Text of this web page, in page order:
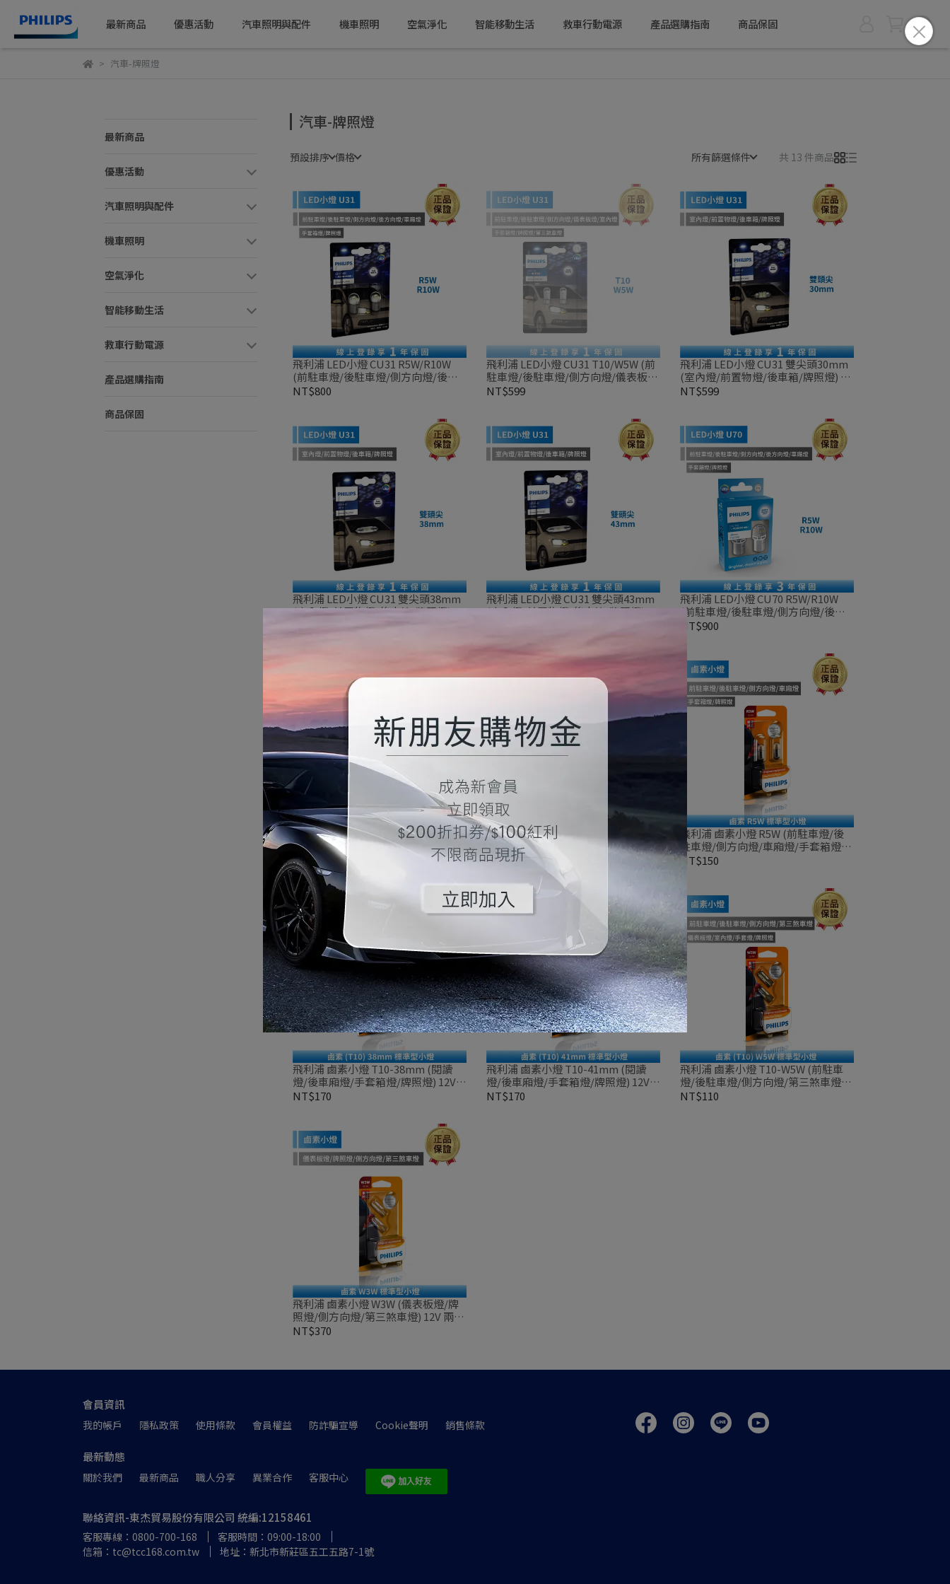
最新商品 優惠活動 汽車照明與配件 機車照明 空氣淨化 智能移動生活 救車行動電源 產品選購指南 商品保固
汽車-牌照燈
最新商品
優惠活動
汽車照明與配件
機車照明
空氣淨化
智能移動生活
救車行動電源
產品選購指南
商品保固
汽車-牌照燈
預設排序 價格 所有篩選條件 共 13 件商品
飛利浦 LED小燈 CU31 R5W/R10W
(前駐車燈/後駐車燈/側方向燈/後方
向燈/車廂燈/手套箱燈/牌照燈) 兩顆
NT$800
飛利浦 LED小燈 CU31 T10/W5W (前
駐車燈/後駐車燈/側方向燈/儀表板
燈/閱讀燈/手套箱燈/牌照燈/第三煞
NT$599
飛利浦 LED小燈 CU31 雙尖頭30mm
(室內燈/前置物燈/後車箱/牌照燈) 單
入裝
NT$599
飛利浦 LED小燈 CU31 雙尖頭38mm
(室內燈/前置物燈/後車箱/牌照燈) 單
飛利浦 LED小燈 CU31 雙尖頭43mm
(室內燈/前置物燈/後車箱/牌照燈) 單
飛利浦 LED小燈 CU70 R5W/R10W
(前駐車燈/後駐車燈/側方向燈/後方
向燈/車廂燈/手套箱燈/牌照燈) 兩顆
NT$900
飛利浦 LED小燈 CU70 T10/W5W (前
駐車燈/後駐車燈/側方向燈/儀表板
燈/閱讀燈/手套箱燈/牌照燈/第三煞
車燈) 兩顆裝
NT$1,300
飛利浦 鹵素小燈 C5W (閱讀燈/後車廂
燈/手套箱燈/牌照燈) 12V 兩顆裝
NT$150
飛利浦 鹵素小燈 R5W (前駐車燈/後
駐車燈/側方向燈/車廂燈/手套箱燈/
牌照燈) 12V 兩顆裝
NT$150
飛利浦 鹵素小燈 T10-38mm (閱讀
燈/後車廂燈/手套箱燈/牌照燈) 12V
兩顆裝
NT$170
飛利浦 鹵素小燈 T10-41mm (閱讀
燈/後車廂燈/手套箱燈/牌照燈) 12V
兩顆裝
NT$170
飛利浦 鹵素小燈 T10-W5W (前駐車
燈/後駐車燈/側方向燈/第三煞車燈/
儀表板燈/室內燈/手套燈/牌照燈) 12V
兩顆裝
NT$110
飛利浦 鹵素小燈 W3W (儀表板燈/牌
照燈/側方向燈/第三煞車燈) 12V 兩顆
裝
NT$370
會員資訊
我的帳戶 隱私政策 使用條款 會員權益 防詐騙宣導 Cookie聲明 銷售條款
最新動態
關於我們 最新商品 職人分享 異業合作 客服中心
聯絡資訊-東杰貿易股份有限公司 統編:12158461
客服專線：0800-700-168
客服時間：09:00-18:00
信箱：tc@tcc168.com.tw
地址：新北市新莊區五工五路7-1號